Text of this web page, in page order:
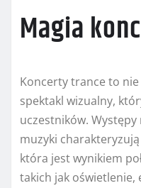
Magia
Koncerty trance to
spektakl wizualny,
uczestników.
muzyki
która jest wynikiem
takich jak oświetlenie,